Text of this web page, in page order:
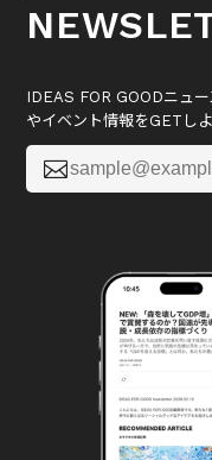
IDEAS FOR GOODニュ
やイベント情報をGETしよ
